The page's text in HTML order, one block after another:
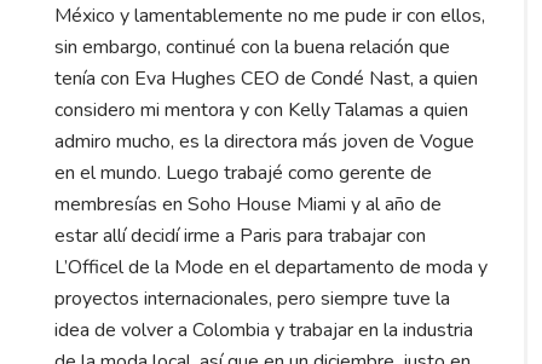
México y lamentablemente no me pude ir con ellos,
sin embargo, continué con la buena relación que
tenía con Eva Hughes CEO de Condé Nast, a quien
considero mi mentora y con Kelly Talamas a quien
admiro mucho, es la directora más joven de Vogue
en el mundo. Luego trabajé como gerente de
membresías en Soho House Miami y al año de
estar allí decidí irme a Paris para trabajar con
L’Officel de la Mode en el departamento de moda y
proyectos internacionales, pero siempre tuve la
idea de volver a Colombia y trabajar en la industria